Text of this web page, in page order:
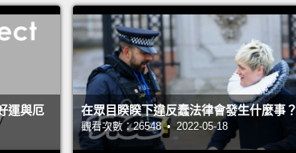
運與厄
在眾目睽睽下違反蠢法律會發生什麼事？
觀看次數：26548 • 2022-05-18